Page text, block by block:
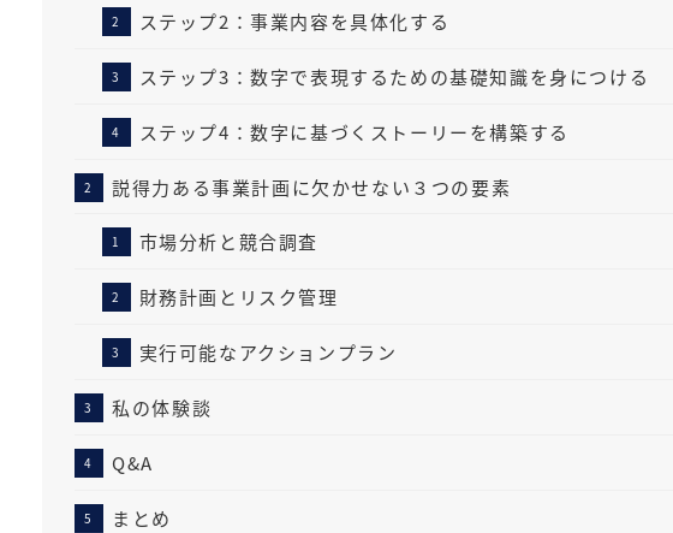
ステップ2：事業内容を具体化する
ステップ3：数字で表現するための基礎知識を身につける
ステップ4：数字に基づくストーリーを構築する
説得力ある事業計画に欠かせない３つの要素
市場分析と競合調査
財務計画とリスク管理
実行可能なアクションプラン
私の体験談
Q&A
まとめ